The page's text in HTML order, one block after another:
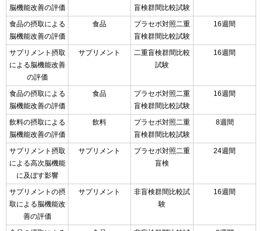
脳機能改善の評価
盲検群間比較試験
食品の摂取による
脳機能改善の評価
食品
プラセボ対照二重
盲検群間比較試験
16週間
サプリメント摂取
による脳機能改善
の評価
サプリメント
二重盲検群間比較
試験
16週間
食品の摂取による
脳機能改善の評価
食品
プラセボ対照二重
盲検群間比較試験
16週間
飲料の摂取による
脳機能改善の評価
飲料
プラセボ対照二重
盲検群間比較試験
8週間
サプリメント摂取
による高次脳機能
に及ぼす影響
サプリメント
プラセボ対照二重
盲検
24週間
サプリメントの摂
取による脳機能改
善の評価
サプリメント
非盲検群間比較試
験
16週間